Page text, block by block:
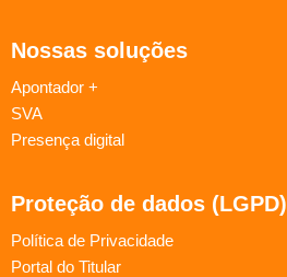
Nossas soluções
Apontador +
SVA
Presença digital
Proteção de dados (LGPD)
Política de Privacidade
Portal do Titular